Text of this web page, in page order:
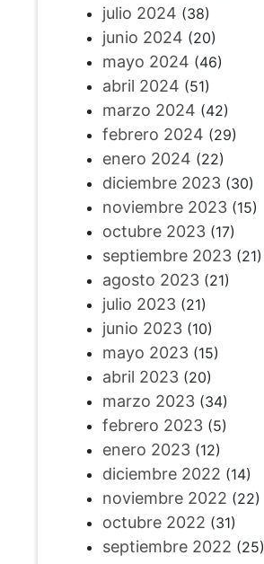
julio 2024 (38)
junio 2024 (20)
mayo 2024 (46)
abril 2024 (51)
marzo 2024 (42)
febrero 2024 (29)
enero 2024 (22)
diciembre 2023(30)
noviembre 2023(15)
octubre 2023(17)
septiembre 2023(21)
agosto 2023(21)
julio 2023(21)
junio 2023(10)
mayo 2023(15)
abril 2023(20)
marzo 2023(34)
febrero 2023(5)
enero 2023(12)
diciembre 2022 (14)
noviembre 2022 (22)
octubre 2022 (31)
septiembre 2022 (25)